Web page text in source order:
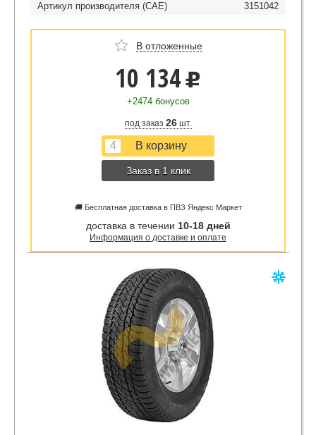
Артикул производителя (CAE)
3151042
В отложенные
10 134 u
+2474 бонусов
под заказ 26шт.
Заказ в 1 клик
🚚 Бесплатная доставка в ПВЗ Яндекс Маркет
доставка в течении 10-18 дней
Информация о доставке и оплате